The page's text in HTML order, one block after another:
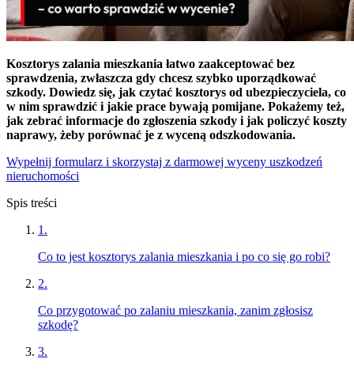
Kosztorys zalania mieszkania łatwo zaakceptować bez
sprawdzenia, zwłaszcza gdy chcesz szybko uporządkować
szkody. Dowiedz się, jak czytać kosztorys od ubezpieczyciela, co
w nim sprawdzić i jakie prace bywają pomijane. Pokażemy też,
jak zebrać informacje do zgłoszenia szkody i jak policzyć koszty
naprawy, żeby porównać je z wyceną odszkodowania.
Wypełnij formularz i skorzystaj z darmowej wyceny uszkodzeń
nieruchomości
Spis treści
1 .
Co to jest kosztorys zalania mieszkania i po co się go robi?
2.
Co przygotować po zalaniu mieszkania, zanim zgłosisz
szkodę?
3.